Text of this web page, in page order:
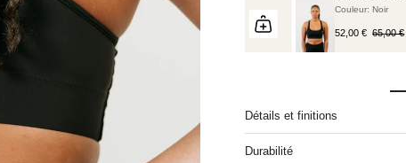
Couleur: Noir
52,00 € 65,00 €
Couleur: Rose
80,00 €
Détails et finitions
Durabilité